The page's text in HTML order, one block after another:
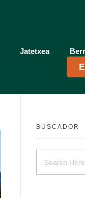
Jatetxea
BUSCADOR